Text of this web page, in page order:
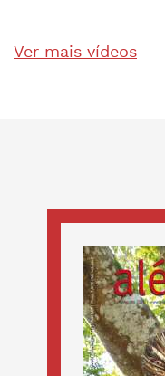
Ver mais vídeos